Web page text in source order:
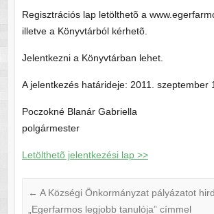
Regisztrációs lap letölthetõ a
illetve a Könyvtárból kérhetõ.
Jelentkezni a Könyvtárban lehet.
A jelentkezés határideje: 2011. szeptember 1.
Poczokné Blanár Gabriella
polgármester
Letölthetõ jelentkezési lap >>
← A Községi Önkormányzat pályázatot
„Egerfarmos legjobb tanulója” címmel